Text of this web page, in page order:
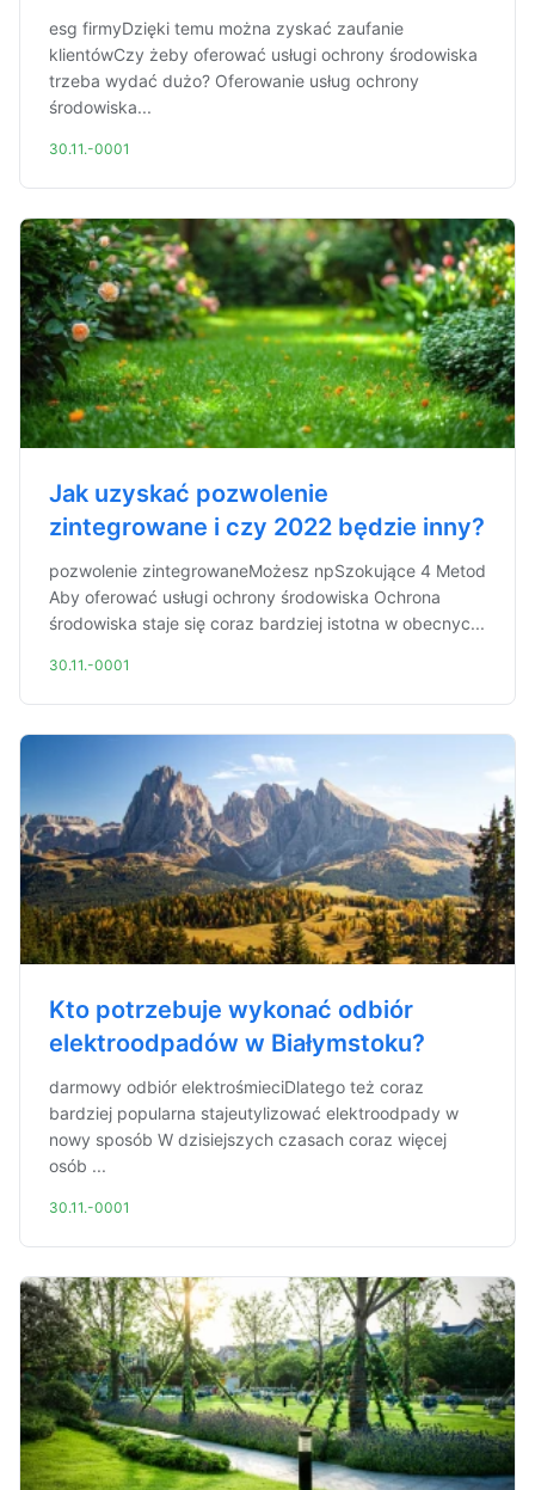
esg firmyDzięki temu można zyskać zaufanie
klientówCzy żeby oferować usługi ochrony środowiska
trzeba wydać dużo? Oferowanie usług ochrony
środowiska...
30.11.-0001
Jak uzyskać pozwolenie
zintegrowane i czy 2022 będzie inny?
pozwolenie zintegrowaneMożesz npSzokujące 4 Metod
Aby oferować usługi ochrony środowiska Ochrona
środowiska staje się coraz bardziej istotna w obecnyc...
30.11.-0001
Kto potrzebuje wykonać odbiór
elektroodpadów w Białymstoku?
darmowy odbiór elektrośmieciDlatego też coraz
bardziej popularna stajeutylizować elektroodpady w
nowy sposób W dzisiejszych czasach coraz więcej
osób ...
30.11.-0001